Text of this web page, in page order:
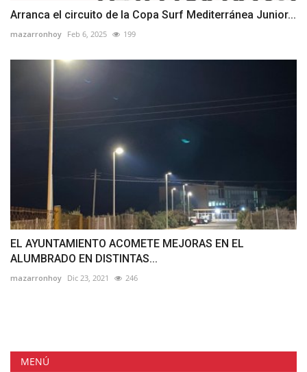
Arranca el circuito de la Copa Surf Mediterránea Junior...
mazarronhoy Feb 6, 2025 199
EL AYUNTAMIENTO ACOMETE MEJORAS EN EL
ALUMBRADO EN DISTINTAS...
mazarronhoy Dic 23, 2021 246
MENÚ